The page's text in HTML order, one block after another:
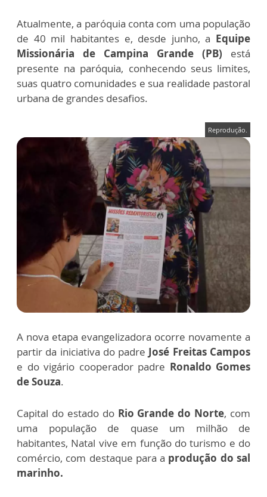
Atualmente, a paróquia conta com uma população
de 40 mil habitantes e, desde junho, a Equipe
Missionária de Campina Grande (PB) está
presente na paróquia, conhecendo seus limites,
suas quatro comunidades e sua realidade pastoral
urbana de grandes desafios.
Reprodução.
A nova etapa evangelizadora ocorre novamente a
partir da iniciativa do padre José Freitas Campos
e do vigário cooperador padre Ronaldo Gomes
de Souza.
Capital do estado do Rio Grande do Norte, com
uma população de quase um milhão de
habitantes, Natal vive em função do turismo e do
comércio, com destaque para a produção do sal
marinho.